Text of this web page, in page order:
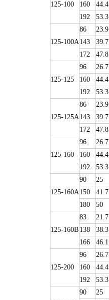
125-100
160
44.4
192
53.3
125-100A
86
23.9
143
39.7
172
47.8
125-125
96
26.7
160
44.4
192
53.3
125-125A
86
23.9
143
39.7
172
47.8
125-160
96
26.7
160
44.4
192
53.3
125-160A
90
25
150
41.7
180
50
125-160B
83
21.7
138
38.3
166
46.1
125-200
96
26.7
160
44.4
192
53.3
90
25